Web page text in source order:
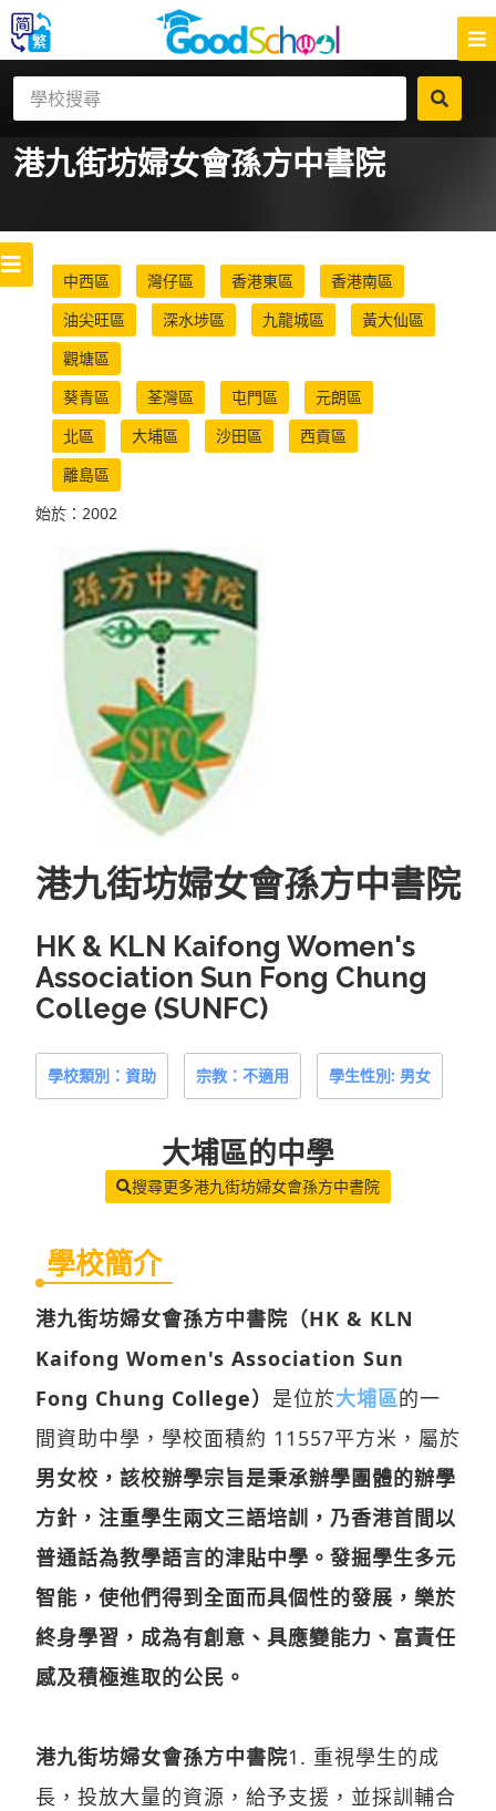
港九街坊婦女會孫方中書院
中西區 灣仔區 香港東區
香港南區
油尖旺區
深水埗區 九龍城區
黃大仙區
觀塘區
葵青區
荃灣區 屯門區
元朗區
北區
大埔區 沙田區
西貢區
離島區
始於：2002
港九街坊婦女會孫方中書院
HK & KLN Kaifong Women's
Association Sun Fong Chung
College (SUNFC)
學校類別：資助 宗教：不適用 學生性別: 男女
大埔區的中學
搜尋更多港九街坊婦女會孫方中書院
學校簡介
港九街坊婦女會孫方中書院（HK & KLN
Kaifong Women's Association Sun
Fong Chung College） 是位於大埔區的一
間資助中學，學校面積約 11557平方米，屬於
男女校，該校辦學宗旨是秉承辦學團體的辦學
方針，注重學生兩文三語培訓，乃香港首間以
普通話為教學語言的津貼中學。發掘學生多元
智能，使他們得到全面而具個性的發展，樂於
終身學習，成為有創意、具應變能力、富責任
感及積極進取的公民。
港九街坊婦女會孫方中書院1. 重視學生的成
長，投放大量的資源，給予支援，並採訓輔合